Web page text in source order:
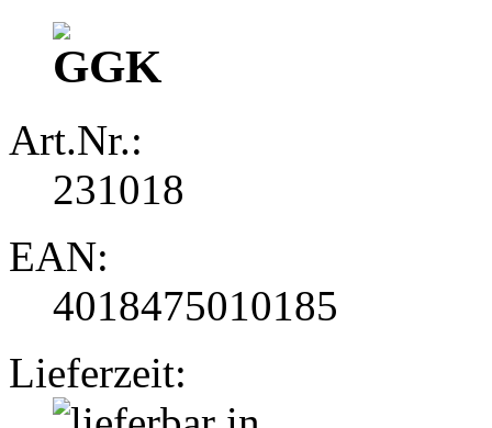
Art.Nr.:
231018
EAN:
4018475010185
Lieferzeit: